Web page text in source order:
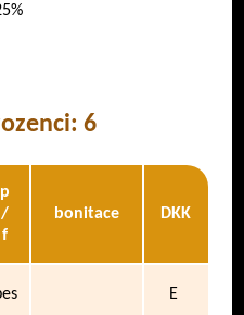
6
p
/
f
bonitace DKK
E